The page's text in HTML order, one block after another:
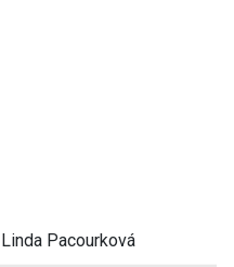
Linda Pacourková